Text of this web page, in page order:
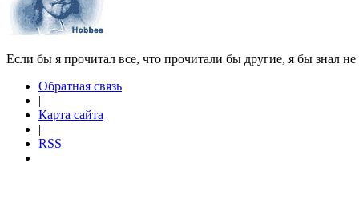
Если бы я прочитал все, что прочитали бы другие, я бы знал
Обратная связь
|
Карта сайта
|
RSS